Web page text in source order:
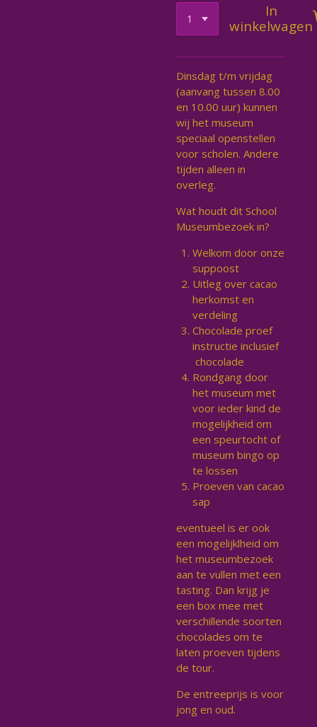
In
winkelwagen
Dinsdag t/m vrijdag
(aanvang tussen 8.00
en 10.00 uur) kunnen
wij het museum
speciaal openstellen
voor scholen. Andere
tijden alleen in
overleg.
Wat houdt dit School
Museumbezoek in?
Welkom door onze
suppoost
Uitleg over cacao
herkomst en
verdeling
Chocolade proef
instructie inclusief
chocolade
Rondgang door
het museum met
voor ieder kind de
mogelijkheid om
een speurtocht of
museum bingo op
te lossen
Proeven van cacao
sap
eventueel is er ook
een mogelijklheid om
het museumbezoek
aan te vullen met een
tasting. Dan krijg je
een box mee met
verschillende soorten
chocolades om te
laten proeven tijdens
de tour.
De entreeprijs is voor
jong en oud.